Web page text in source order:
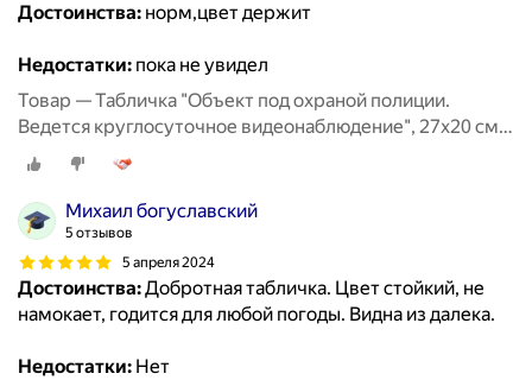
Достоинства: норм,цвет держит
Недостатки: пока не увидел
Товар — Табличка "Объект под охраной полиции.
Ведется круглосуточное видеонаблюдение", 27х20 см,
ПВХ
Михаил богуславский
5 отзывов
5 апреля 2024
Достоинства:Добротная табличка. Цвет стойкий, не
намокает, годится для любой погоды. Видна из далека.
Недостатки: Нет